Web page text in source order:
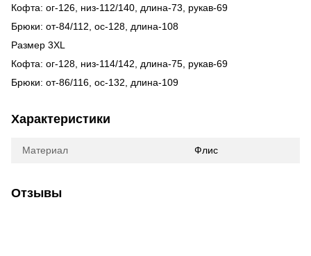
Кофта: ог-126, низ-112/140, длина-73, рукав-69
Брюки: от-84/112, ос-128, длина-108
Размер 3XL
Кофта: ог-128, низ-114/142, длина-75, рукав-69
Брюки: от-86/116, ос-132, длина-109
Характеристики
Материал Флис
Отзывы